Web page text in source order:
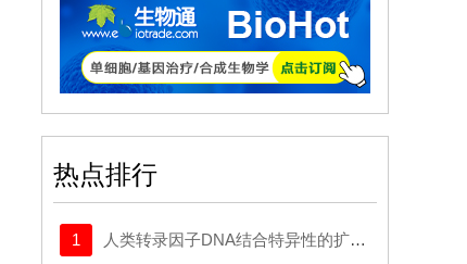
热点排行
1 人类转录因子DNA结合特异性的扩展密码本